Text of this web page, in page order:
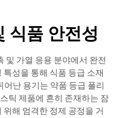
식품 안전성
및 가열 응용 분야에서 완전
성을 통해 식품 등급 소재
난 용기는 약품 등급 폴리
틱 제품에 흔히 존재하는 잠
해 엄격한 정제 공정을 거